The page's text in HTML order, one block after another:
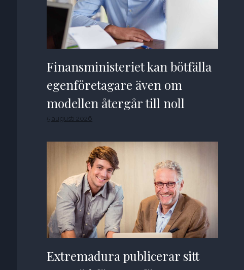
Finansministeriet kan bötfälla
egenföretagare även om
modellen återgår till noll
5 augusti 2026
Extremadura publicerar sitt